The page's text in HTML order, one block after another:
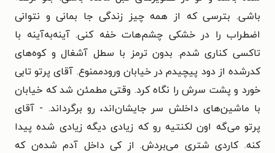
باشی. بترسی که از همه چیز زندگی جا بمانی و نتوانی
اضطراب را در خشکی چشم‌هات خفه کنی. آینه‌به‌آینه با
تاکسی کناری شدم. بدون ترمز با سطل آشغال و کوه‌های
کدرشده از دود پیچیدم در خیابان ورودممنوع. آقای پرتو تابی
خورد و پشت سرش را نگاه کرد. وقتی مطمئن شد که خیابان
با ماشین‌های داخلش سر جایشان‌اند، رو برگرداند. - آقای
پرتو می‌گه اون لکنتیه رو که زیادی دیگه زیادی شده پیدا
کنه. کاردی شتری می‌بردش. از کی داخل آدم شده‌ن که